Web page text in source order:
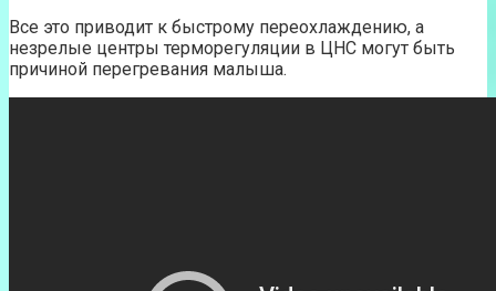
Все это приводит к быстрому переохлаждению, а
незрелые центры терморегуляции в ЦНС могут быть
причиной перегревания малыша.